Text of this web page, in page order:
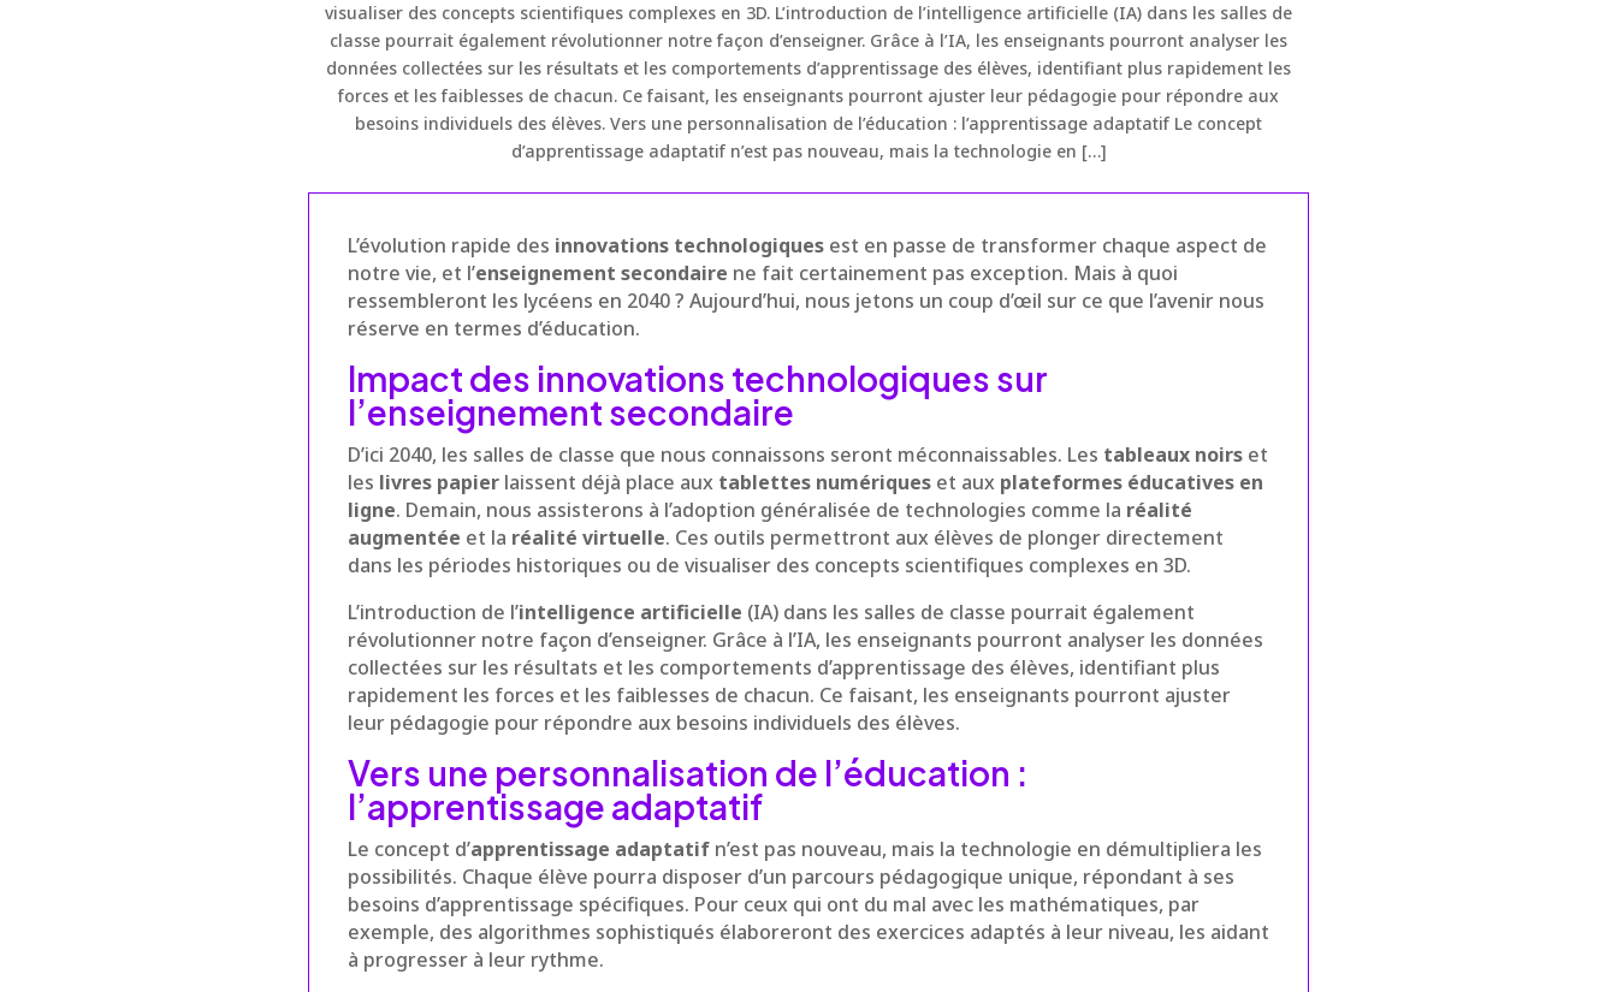
visualiser des concepts scientifiques complexes en 3D. L’introduction de l’intelligence artificielle (IA) dans les salles de
classe pourrait également révolutionner notre façon d’enseigner. Grâce à l’IA, les enseignants pourront analyser les
données collectées sur les résultats et les comportements d’apprentissage des élèves, identifiant plus rapidement les
forces et les faiblesses de chacun. Ce faisant, les enseignants pourront ajuster leur pédagogie pour répondre aux
besoins individuels des élèves. Vers une personnalisation de l’éducation : l’apprentissage adaptatif Le concept
d’apprentissage adaptatif n’est pas nouveau, mais la technologie en […]
L’évolution rapide des innovations technologiques est en passe de transformer chaque aspect de
notre vie, et l’enseignement secondaire ne fait certainement pas exception. Mais à quoi
ressembleront les lycéens en 2040 ? Aujourd’hui, nous jetons un coup d’œil sur ce que l’avenir nous
réserve en termes d’éducation.
Impact des innovations technologiques sur
l’enseignement secondaire
D’ici 2040, les salles de classe que nous connaissons seront méconnaissables. Les tableaux noirs et
les livres papier laissent déjà place aux tablettes numériques et aux plateformes éducatives en
ligne. Demain, nous assisterons à l’adoption généralisée de technologies comme la réalité
augmentée et la réalité virtuelle. Ces outils permettront aux élèves de plonger directement
dans les périodes historiques ou de visualiser des concepts scientifiques complexes en 3D.
L’introduction de l’intelligence artificielle (IA) dans les salles de classe pourrait également
révolutionner notre façon d’enseigner. Grâce à l’IA, les enseignants pourront analyser les données
collectées sur les résultats et les comportements d’apprentissage des élèves, identifiant plus
rapidement les forces et les faiblesses de chacun. Ce faisant, les enseignants pourront ajuster
leur pédagogie pour répondre aux besoins individuels des élèves.
Vers une personnalisation de l’éducation :
l’apprentissage adaptatif
Le concept d’apprentissage adaptatif n’est pas nouveau, mais la technologie en démultipliera les
possibilités. Chaque élève pourra disposer d’un parcours pédagogique unique, répondant à ses
besoins d’apprentissage spécifiques. Pour ceux qui ont du mal avec les mathématiques, par
exemple, des algorithmes sophistiqués élaboreront des exercices adaptés à leur niveau, les aidant
à progresser à leur rythme.